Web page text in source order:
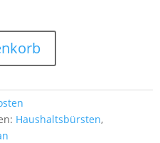
Haushaltsbürsten,